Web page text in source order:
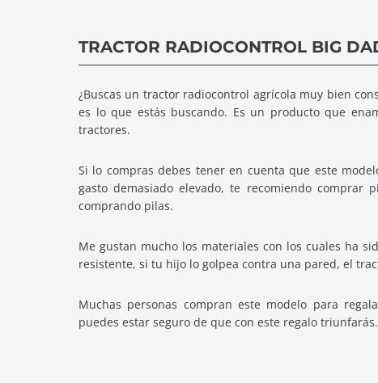
TRACTOR RADIOCONTROL BIG
¿Buscas un tractor radiocontrol agrícola muy bien
es lo que estás buscando. Es un producto que
tractores.
Si lo compras debes tener en cuenta que este
gasto demasiado elevado, te recomiendo
comprando pilas.
Me gustan mucho los materiales con los cuales ha
resistente, si tu hijo lo golpea contra una pared, el
Muchas personas compran este modelo para
puedes estar seguro de que con este regalo triunfarás.